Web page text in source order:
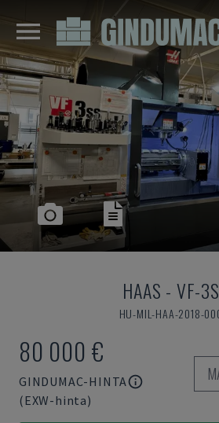
HAAS - VF-
HU-MIL-HAA-2018-
80 000 €
GINDUMAC-HINTA
(EXW-hinta)